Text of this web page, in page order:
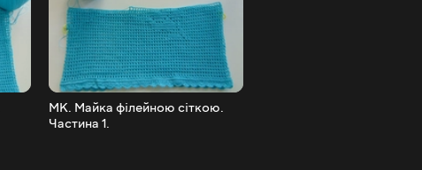
МК. Майка філейною сіткою.
Частина 1.